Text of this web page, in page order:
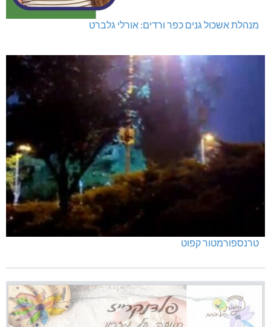
מנהלת אשכול גנים כפר ורדים: אורלי גלברט
טרנספורמטור קפוט